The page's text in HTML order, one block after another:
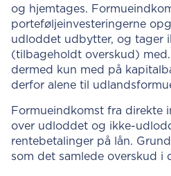
og hjemtages.
porteføljeinvesteringerne
udloddet udbytter, og tager
(tilbageholdt overskud)
dermed kun med på
derfor alene til
Formueindkomst fra direkte
over udloddet og ikke-
rentebetalinger på lån.
som det samlede overskud i